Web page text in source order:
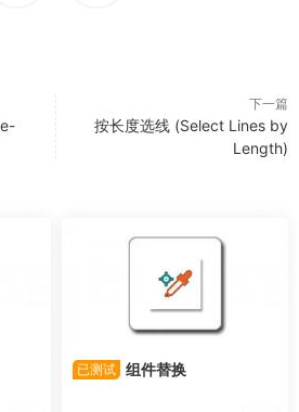
下一篇
按长度选线 (Select Lines by
Length)
已测试 组件替换